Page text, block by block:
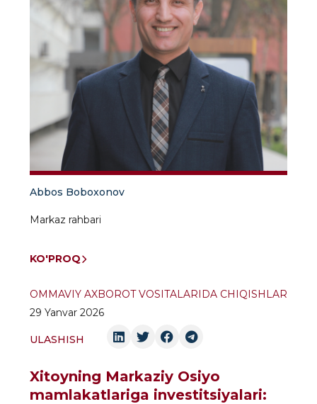
Abbos Boboxonov
Markaz rahbari
KO'PROQ
OMMAVIY AXBOROT VOSITALARIDA CHIQISHLAR
29 Yanvar 2026
ULASHISH
Xitoyning Markaziy Osiyo
mamlakatlariga investitsiyalari: